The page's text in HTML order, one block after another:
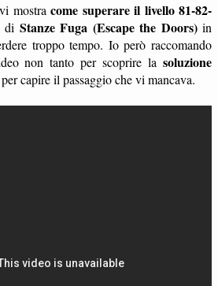
mostracome superare il livello 81-82-
di Stanze Fuga (Escape the Doors)in
troppo tempo. Io però raccomando
non tanto per scoprire la soluzione
capire il passaggio che vi mancava.